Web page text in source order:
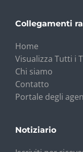
Collegamenti
Home
Visualizza Tutti i
Chi siamo
Contatto
Portale degli
Notiziario